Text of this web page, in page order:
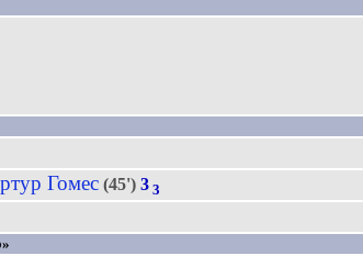
Гомес (45')3 3